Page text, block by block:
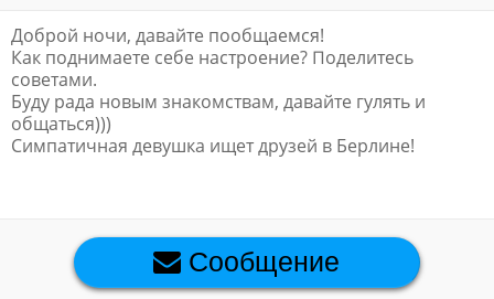
Доброй ночи, давайте пообщаемся!
Как поднимаете себе настроение? Поделитесь
советами.
Буду рада новым знакомствам, давайте гулять и
общаться)))
Симпатичная девушка ищет друзей в Берлине!
Премиум объявления
Сообщение